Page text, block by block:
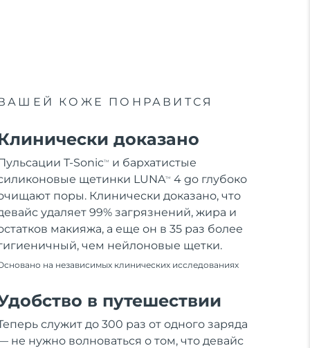
КОЖЕ ПОНРАВИТСЯ
доказано
T-SonicTM
и бархатистые
щетинки LUNATM
4 go глубоко
поры. Клинически доказано, что
удаляет 99% загрязнений, жира и
макияжа, а еще он в 35 раз более
чем нейлоновые щетки.
на независимых клинических исследованиях
в путешествии
служит до 300 раз от одного заряда
не нужно волноваться о том, что девайс